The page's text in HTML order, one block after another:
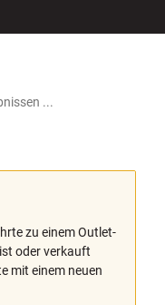
zu einem Outlet-
oder verkauft
mit einem neuen